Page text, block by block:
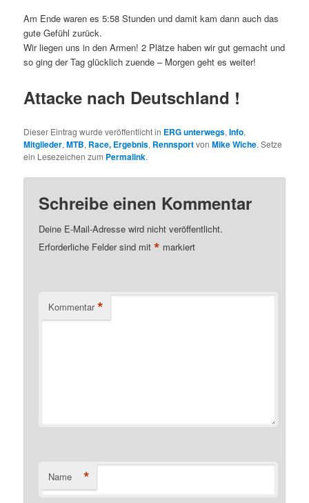
Am Ende waren es 5:58 Stunden und damit kam dann auch das
gute Gefühl zurück.
Wir liegen uns in den Armen! 2 Plätze haben wir gut gemacht und
so ging der Tag glücklich zuende – Morgen geht es weiter!
Attacke nach Deutschland !
Dieser Eintrag wurde veröffentlicht in ERG unterwegs,Info,
Mitglieder,MTB, Race, Ergebnis, RennsportvonMike Wiche. Setze
ein Lesezeichen zum Permalink.
Schreibe einen Kommentar
Deine E-Mail-Adresse wird nicht veröffentlicht.
Erforderliche Felder sind mit* markiert
Kommentar *
Name *